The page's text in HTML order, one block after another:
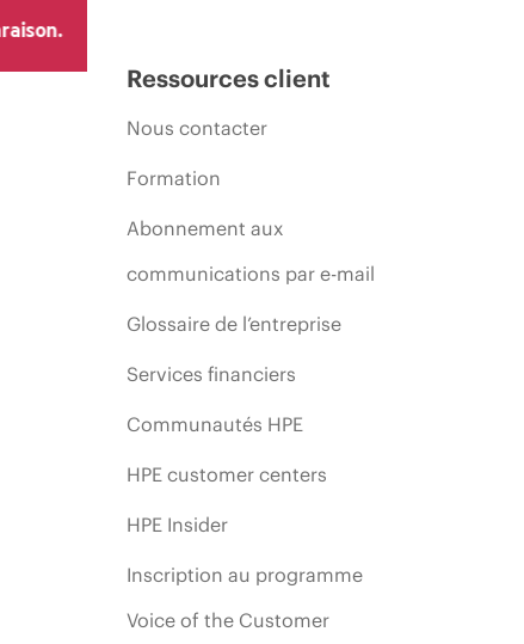
Ressources client
Nous contacter
Formation
Abonnement aux
communications par e-mail
Glossaire de l’entreprise
Services financiers
Communautés HPE
HPE customer centers
HPE Insider
Inscription au programme
Voice of the Customer